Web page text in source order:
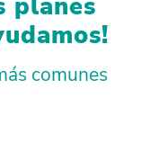
planes
comunes